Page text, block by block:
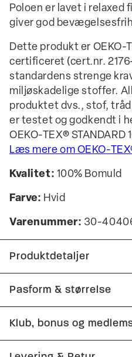
Poloen er lavet i relaxed
giver god
Dette produkt er OEKO-
certificeret (cert.nr.
standardens strenge
miljøskadelige stoffer.
produktet dvs., stof,
er testet og godkendt i
OEKO-TEX®
Læs mere om OEKO-
Kvalitet: 100% Bomuld
Farve: Hvid
Varenummer: 30-
Produktdetaljer
Knappestolpe med tre
Fremstillet i 100%
Logomærke nederst
Pasform & størrelse
Fit:Relaxed fit
Klub, bonus og